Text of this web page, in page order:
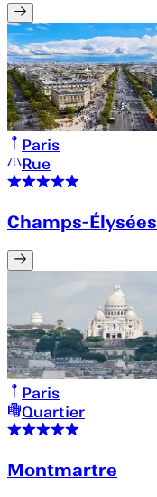
Paris
Rue
Champs-Élysées
Paris
Quartier
Montmartre